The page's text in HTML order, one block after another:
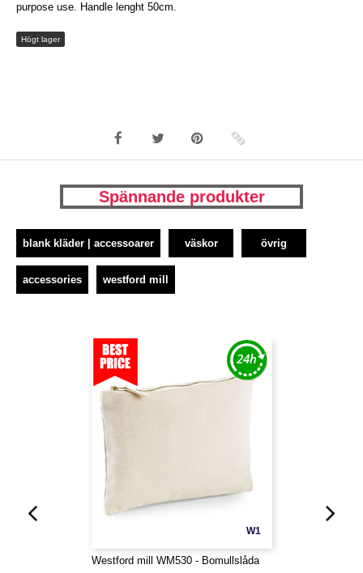
purpose use. Handle lenght 50cm.
Högt lager
Spännande produkter
blank kläder | accessoarer väskor övrig
accessories westford mill
W1
Westford mill WM530 - Bomullslåda